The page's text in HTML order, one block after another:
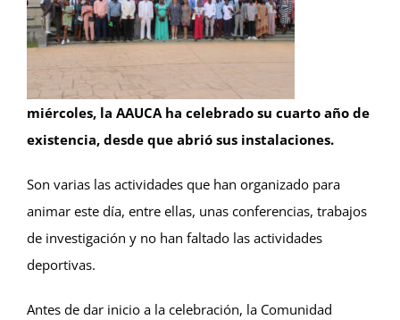
miércoles, la AAUCA ha celebrado su cuarto año de
existencia, desde que abrió sus instalaciones.
Son varias las actividades que han organizado para
animar este día, entre ellas, unas conferencias, trabajos
de investigación y no han faltado las actividades
deportivas.
Antes de dar inicio a la celebración, la Comunidad